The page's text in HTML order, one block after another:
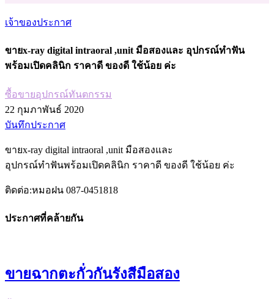
เจ้าของประกาศ
ขายx-ray digital intraoral ,unit มือสองและ อุปกรณ์ทำฟัน
พร้อมเปิดคลินิก ราคาดี ของดี ใช้น้อย ค่ะ
ซื้อขายอุปกรณ์ทันตกรรม
22 กุมภาพันธ์ 2020
บันทึกประกาศ
ขายx-ray digital intraoral ,unit มือสองและ
อุปกรณ์ทำฟันพร้อมเปิดคลินิก ราคาดี ของดี ใช้น้อย ค่ะ
ติดต่อ:หมอฝน 087-0451818
ประกาศที่คล้ายกัน
ขายฉากตะกั่วกันรังสีมือสอง